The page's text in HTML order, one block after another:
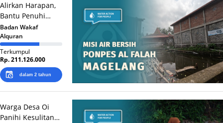
Alirkan Harapan,
Bantu Penuhi
Kebutuhan Air
Bersih untuk
Santri Ponpes Al
Falah Lembah
Manah, Magelang
Badan Wakaf
Alquran
Terkumpul
Rp. 211.126.000
dalam 2 tahun
Warga Desa Oi
Panihi Kesulitan